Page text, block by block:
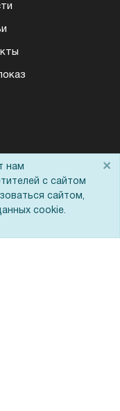
нам
с сайтом
сайтом,
cookie.
×